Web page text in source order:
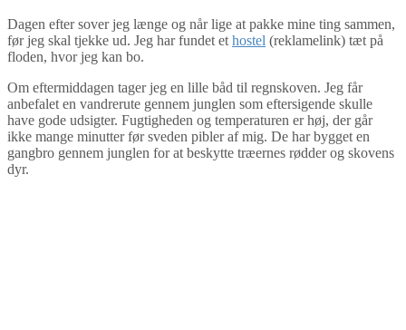
Dagen efter sover jeg længe og når lige at pakke mine ting sammen,
før jeg skal tjekke ud. Jeg har fundet et hostel (reklamelink) tæt på
floden, hvor jeg kan bo.
Om eftermiddagen tager jeg en lille båd til regnskoven. Jeg får
anbefalet en vandrerute gennem junglen som eftersigende skulle
have gode udsigter. Fugtigheden og temperaturen er høj, der går
ikke mange minutter før sveden pibler af mig. De har bygget en
gangbro gennem junglen for at beskytte træernes rødder og skovens
dyr.